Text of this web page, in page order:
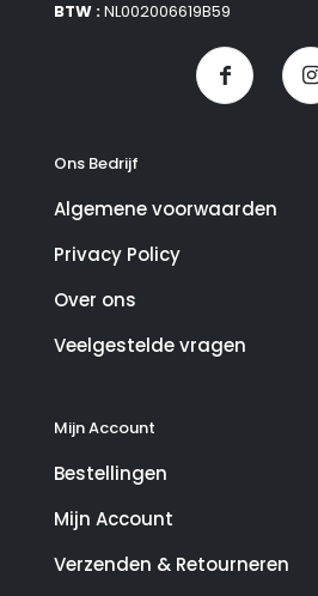
BTW :NL002006619B59
Ons Bedrijf
Algemene voorwaarden
Privacy Policy
Over ons
Veelgestelde vragen
Mijn Account
Bestellingen
Mijn Account
Verzenden & Retourneren